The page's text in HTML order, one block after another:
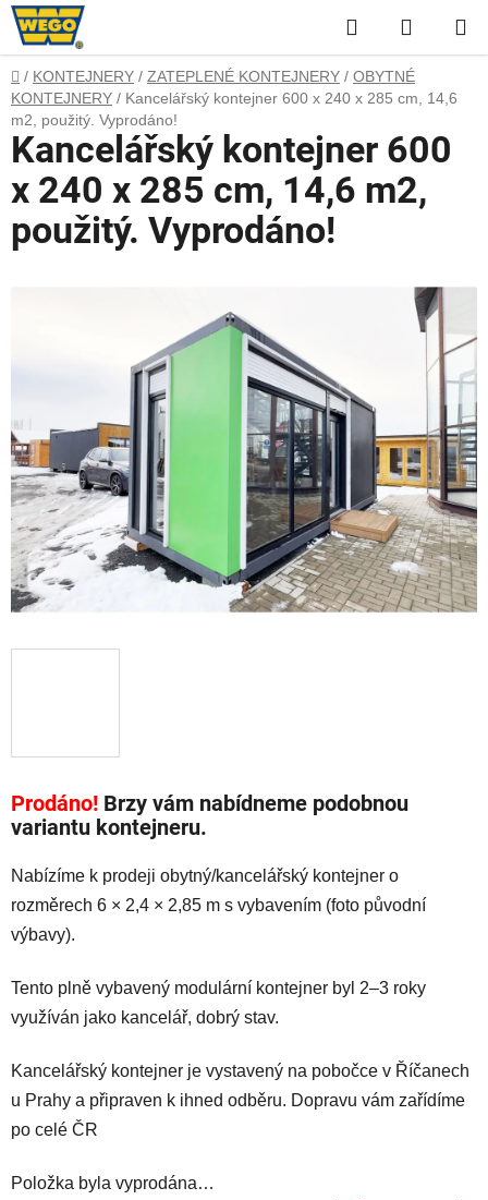
Přejít
na
obsah
Hledat
KOŠÍK
Domů
/ KONTEJNERY / ZATEPLENÉ KONTEJNERY / OBYTNÉ
KONTEJNERY / Kancelářský kontejner 600 x 240 x 285 cm, 14,6
m2, použitý. Vyprodáno!
Prodáno! Brzy vám nabídneme podobnou
variantu kontejneru.
Nabízíme k prodeji obytný/kancelářský kontejner o
rozměrech 6 × 2,4 × 2,85 m s vybavením (foto původní
výbavy).
Tento plně vybavený modulární kontejner byl 2–3 roky
využíván jako kancelář, dobrý stav.
Kancelářský kontejner je vystavený na pobočce v Říčanech
u Prahy a připraven k ihned odběru. Dopravu vám zařídíme
po celé ČR
Položka byla vyprodána…
Kancelářský kontejner 600
x 240 x 285 cm, 14,6 m2,
použitý. Vyprodáno!